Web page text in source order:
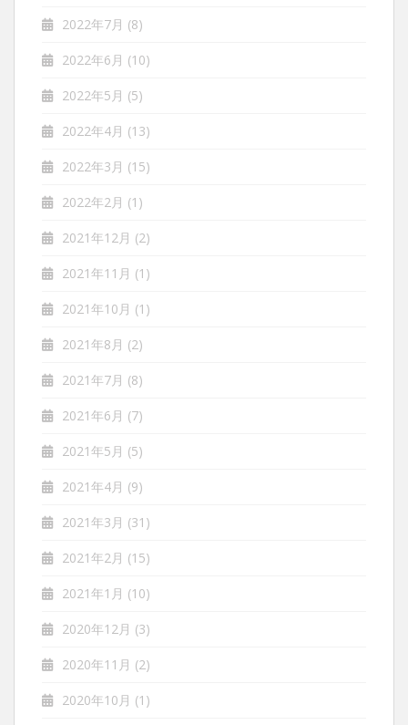
2022年7月 (8)
2022年6月 (10)
2022年5月 (5)
2022年4月 (13)
2022年3月 (15)
2022年2月 (1)
2021年12月 (2)
2021年11月 (1)
2021年10月 (1)
2021年8月 (2)
2021年7月 (8)
2021年6月 (7)
2021年5月 (5)
2021年4月 (9)
2021年3月 (31)
2021年2月 (15)
2021年1月 (10)
2020年12月 (3)
2020年11月 (2)
2020年10月 (1)